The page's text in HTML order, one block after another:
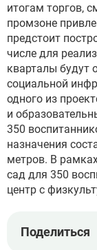
итогам торгов,
промзоне
предстоит
числе для
кварталы будут
социальной
одного из
и
350
назначения
метров. В
сад для 350
центр с
Поделиться